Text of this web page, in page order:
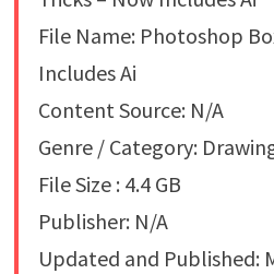
File Name: Photoshop
Includes Ai
Content Source: N/A
Genre / Category:
File Size : 4.4 GB
Publisher: N/A
Updated and Published: